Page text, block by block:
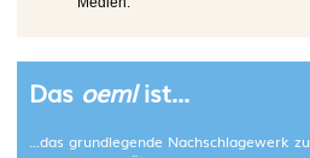
Das oemlist...
...das grundlegende Nachschlagewerk